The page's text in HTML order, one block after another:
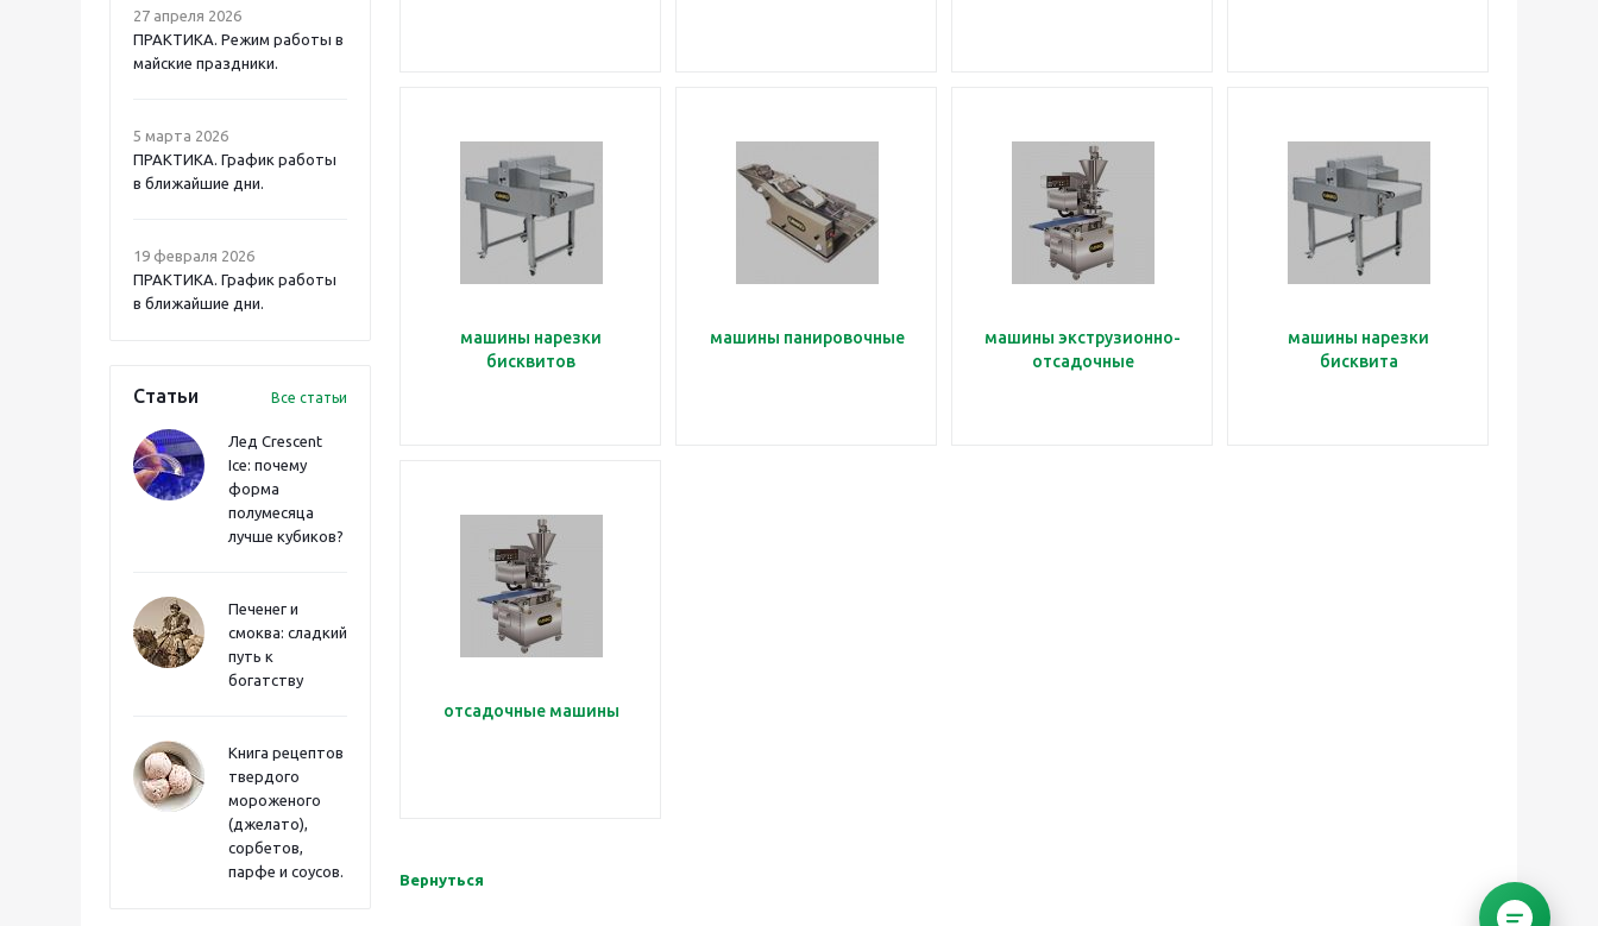
27 апреля 2026
ПРАКТИКА. Режим работы в
майские праздники.
5 марта 2026
ПРАКТИКА. График работы
в ближайшие дни.
19 февраля 2026
ПРАКТИКА. График работы
в ближайшие дни.
Статьи Все статьи
Лед Crescent
Ice: почему
форма
полумесяца
лучше кубиков?
Печенег и
смоква: сладкий
путь к
богатству
Книга рецептов
твердого
мороженого
(джелато),
сорбетов,
парфе и соусов.
машины нарезки
бисквитов
машины панировочные
машины экструзионно-
отсадочные
машины нарезки
бисквита
отсадочные машины
Вернуться